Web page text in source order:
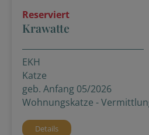
Reserviert
Krawatte
EKH
Katze
geb. Anfang 05/2026
Wohnungskatze -
Details